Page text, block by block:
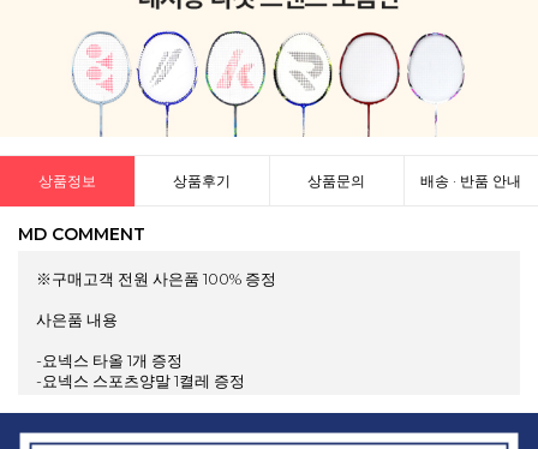
상품정보 상품후기 상품문의 배송 · 반품 안내
MD COMMENT
※구매고객 전원 사은품 100% 증정
사은품 내용
-요넥스 타올 1개 증정
-요넥스 스포츠양말 1켤레 증정
-빅터 헤드커버 1개 증정